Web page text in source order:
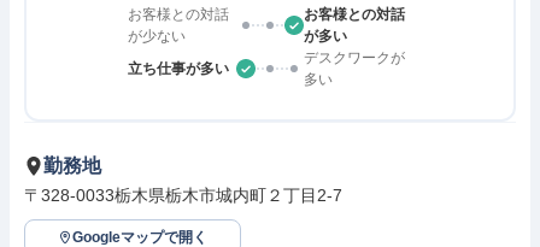
お客様との対話
が少ない
お客様との対話
が多い
立ち仕事が多い
デスクワークが
多い
勤務地
〒328-0033栃木県栃木市城内町２丁目2-7
Googleマップで開く